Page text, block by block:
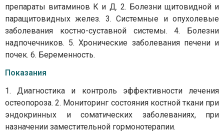
препараты витаминов К и Д. 2. Болезни щитовидной и
паращитовидных желез. 3. Системные и опухолевые
заболевания костно-суставной системы. 4. Болезни
надпочечников. 5. Хронические заболевания печени и
почек. 6. Беременность.
Показания
1. Диагностика и контроль эффективности лечения
остеопороза. 2. Мониторинг состояния костной ткани при
эндокринных и соматических заболеваниях, при
назначении заместительной гормонотерапии.